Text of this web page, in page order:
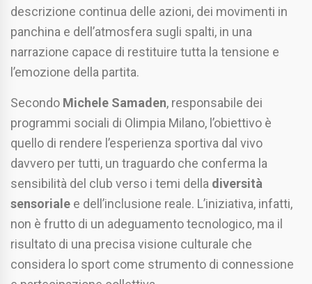
descrizione continua delle azioni, dei movimenti in
panchina e dell’atmosfera sugli spalti, in una
narrazione capace di restituire tutta la tensione e
l’emozione della partita.
Secondo Michele Samaden, responsabile dei
programmi sociali di Olimpia Milano, l’obiettivo è
quello di rendere l’esperienza sportiva dal vivo
davvero per tutti, un traguardo che conferma la
sensibilità del club verso i temi della diversità
sensoriale e dell’inclusione reale. L’iniziativa, infatti,
non è frutto di un adeguamento tecnologico, ma il
risultato di una precisa visione culturale che
considera lo sport come strumento di connessione